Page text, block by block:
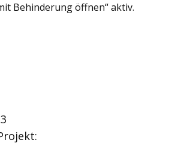
Behin­de­rung öff­nen“ aktiv.